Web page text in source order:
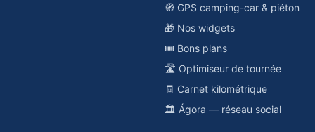
🧭 GPS camping-car & piéton
🎁 Nos widgets
🎟️ Bons plans
🛣️ Optimiseur de tournée
🧾 Carnet kilométrique
🏛️ Ágora — réseau social